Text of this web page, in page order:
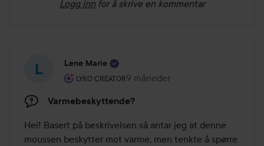
Logg inn for å skrive en kommentar
Lene Marie
LYKO CREATOR
Brukerens rolle: Lyko Creator.
9 måneder
Innlegget ble opprettet 9
Varmebeskyttende?
Hei! Basert på beskrivelsen så antar jeg at denne
moussen beskytter mot varme, men tenkte å spørre